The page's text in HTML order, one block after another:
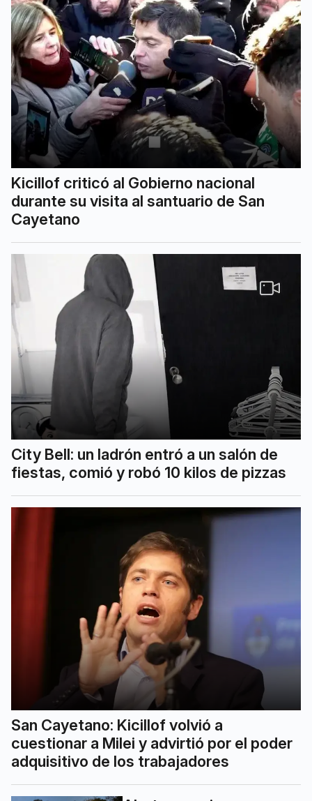
Kicillof criticó al Gobierno nacional
durante su visita al santuario de San
Cayetano
City Bell: un ladrón entró a un salón de
fiestas, comió y robó 10 kilos de pizzas
San Cayetano: Kicillof volvió a
cuestionar a Milei y advirtió por el poder
adquisitivo de los trabajadores